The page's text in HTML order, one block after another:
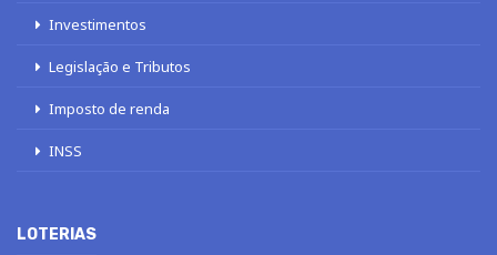
Investimentos
Legislação e Tributos
Imposto de renda
INSS
LOTERIAS